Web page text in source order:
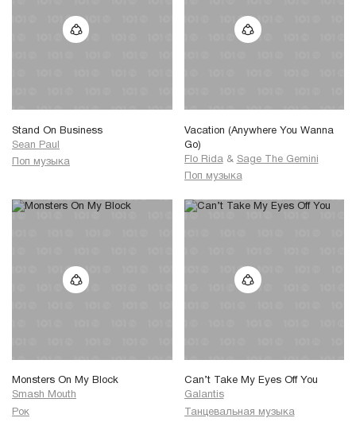
Stand On Business
Sean Paul
Поп музыка
Vacation (Anywhere You Wanna
Go)
Flo Rida & Sage The Gemini
Поп музыка
Monsters On My Block
Smash Mouth
Рок
Can’t Take My Eyes Off You
Galantis
Танцевальная музыка